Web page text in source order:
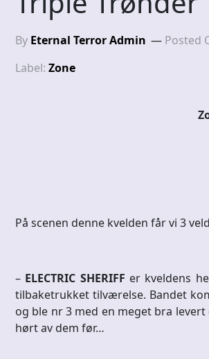
By Eternal Terror Admin Posted
Label: Zone
På scenen denne kvelden får vi 3
– ELECTRIC SHERIFF er kveldens
tilbaketrukket tilværelse. Bandet
og ble nr 3 med en meget bra
hørt av dem før…